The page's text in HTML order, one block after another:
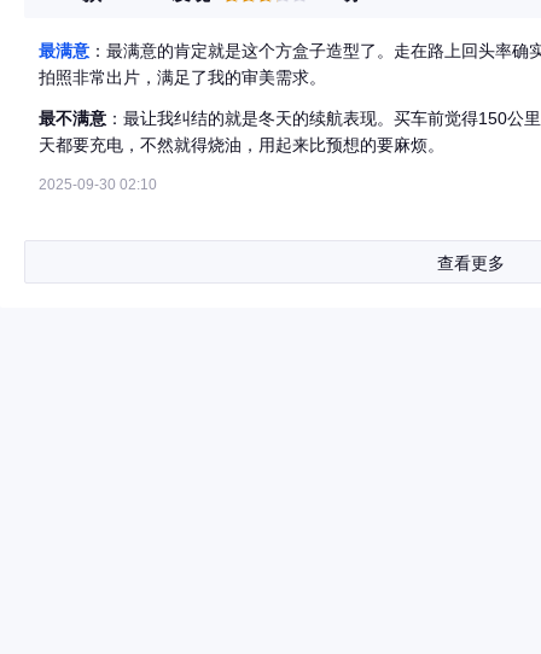
最满意 ：最满意的肯定就是这个方盒子造型了。走在路上回头率
拍照非常出片，满足了我的审美需求。
最不满意 ：最让我纠结的就是冬天的续航表现。买车前觉得150公
天都要充电，不然就得烧油，用起来比预想的要麻烦。
2025-09-30 02:10
查看更多